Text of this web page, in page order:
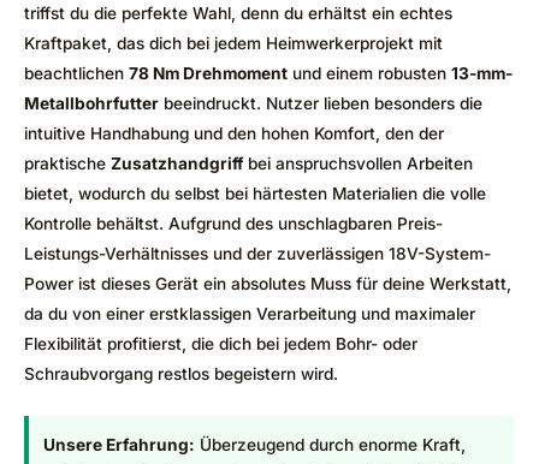
triffst du die perfekte Wahl, denn du erhältst ein echtes
Kraftpaket, das dich bei jedem Heimwerkerprojekt mit
beachtlichen 78 Nm Drehmoment und einem robusten 13-mm-
Metallbohrfutter beeindruckt. Nutzer lieben besonders die
intuitive Handhabung und den hohen Komfort, den der
praktische Zusatzhandgriffbei anspruchsvollen Arbeiten
bietet, wodurch du selbst bei härtesten Materialien die volle
Kontrolle behältst. Aufgrund des unschlagbaren Preis-
Leistungs-Verhältnisses und der zuverlässigen 18V-System-
Power ist dieses Gerät ein absolutes Muss für deine Werkstatt,
da du von einer erstklassigen Verarbeitung und maximaler
Flexibilität profitierst, die dich bei jedem Bohr- oder
Schraubvorgang restlos begeistern wird.
Unsere Erfahrung: Überzeugend durch enorme Kraft,